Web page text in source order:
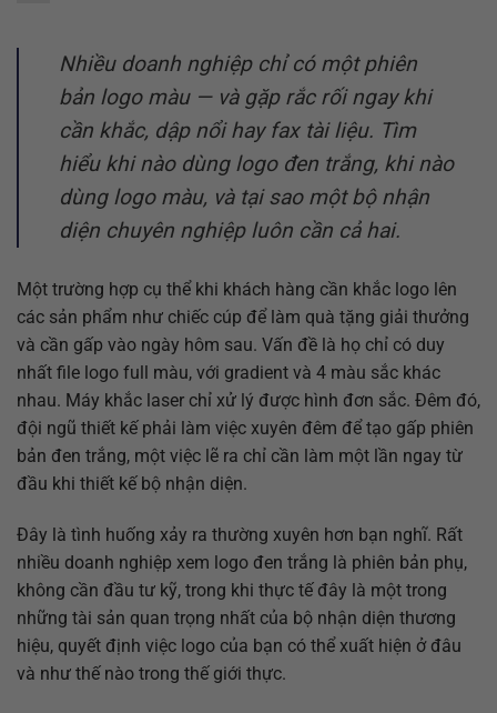
Nhiều doanh nghiệp chỉ có một phiên
bản logo màu — và gặp rắc rối ngay khi
cần khắc, dập nổi hay fax tài liệu. Tìm
hiểu khi nào dùng logo đen trắng, khi nào
dùng logo màu, và tại sao một bộ nhận
diện chuyên nghiệp luôn cần cả hai.
Một trường hợp cụ thể khi khách hàng cần khắc logo lên
các sản phẩm như chiếc cúp để làm quà tặng giải thưởng
và cần gấp vào ngày hôm sau. Vấn đề là họ chỉ có duy
nhất file logo full màu, với gradient và 4 màu sắc khác
nhau. Máy khắc laser chỉ xử lý được hình đơn sắc. Đêm đó,
đội ngũ thiết kế phải làm việc xuyên đêm để tạo gấp phiên
bản đen trắng, một việc lẽ ra chỉ cần làm một lần ngay từ
đầu khi thiết kế bộ nhận diện.
Đây là tình huống xảy ra thường xuyên hơn bạn nghĩ. Rất
nhiều doanh nghiệp xem logo đen trắng là phiên bản phụ,
không cần đầu tư kỹ, trong khi thực tế đây là một trong
những tài sản quan trọng nhất của bộ nhận diện thương
hiệu, quyết định việc logo của bạn có thể xuất hiện ở đâu
và như thế nào trong thế giới thực.